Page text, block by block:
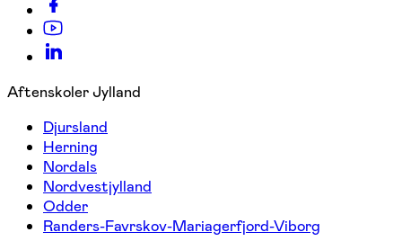
Aftenskoler Jylland
Djursland
Herning
Nordals
Nordvestjylland
Odder
Randers-Favrskov-Mariagerfjord-Viborg